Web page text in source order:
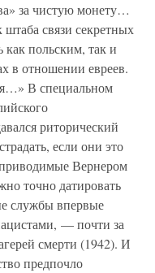
за чистую монету…
связи секретных
польским, так и
в отношении евреев.
В специальном
риторический
если они это
Вернером
точно датировать
службы впервые
— почти за
смерти (1942). И
предпочло